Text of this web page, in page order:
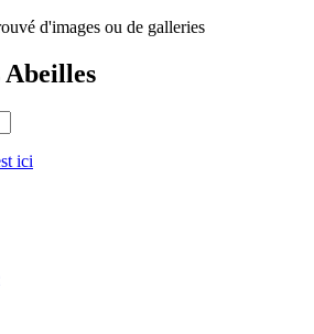
d'images ou de galleries
Abeilles
ici